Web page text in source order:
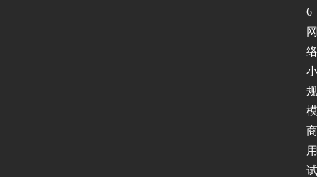
6
网
络
小
规
模
商
用
试